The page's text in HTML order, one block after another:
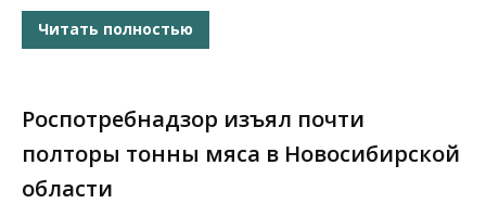
Читать полностью
Роспотребнадзор изъял почти
полторы тонны мяса в Новосибирской
области